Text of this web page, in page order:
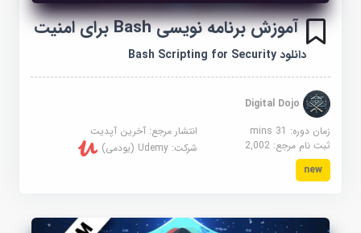
آموزش برنامه نویسی Bash برای امنیت
دانلود Bash Scripting for Security
Digital Dojo
زمان دوره: 31 mins
انتشار مرجع:آخرین آپدیت
ثبت نام مرجع:2,002 شرکت:Udemy (یودمی)
new